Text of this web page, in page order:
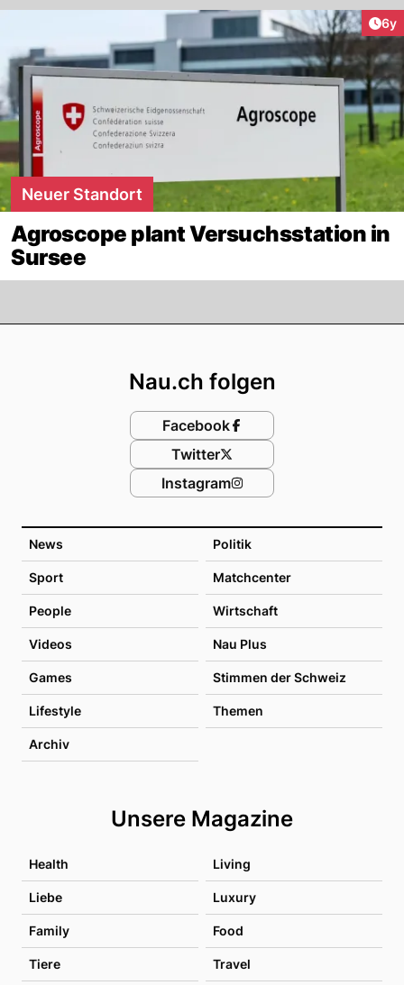
6y
Neuer Standort
Agroscope plant Versuchsstation in
Sursee
News Politik
Sport Matchcenter
People Wirtschaft
Videos Nau Plus
Games Stimmen der Schweiz
Lifestyle Themen
Archiv
Unsere Magazine
Health Living
Liebe Luxury
Family Food
Tiere Travel
Nau.ch folgen
Facebook
Twitter
Instagram